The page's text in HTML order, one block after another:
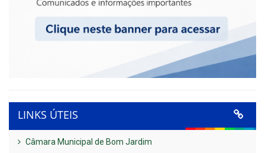
LINKS ÚTEIS
Câmara Municipal de Bom Jardim